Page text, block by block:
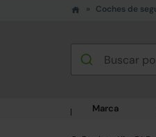
Coches de
Marca